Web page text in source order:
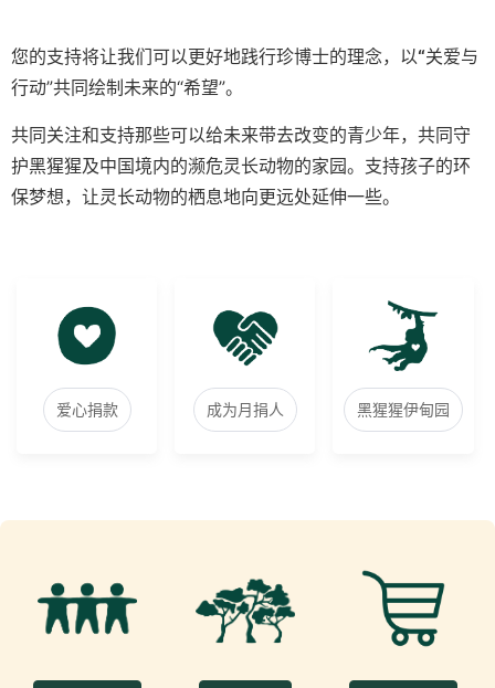
您的支持将让我们可以更好地践行珍博士的理念，以“关爱与
行动”共同绘制未来的“希望”。
共同关注和支持那些可以给未来带去改变的青少年，共同守
护黑猩猩及中国境内的濒危灵长动物的家园。支持孩子的环
保梦想，让灵长动物的栖息地向更远处延伸一些。
爱心捐款 成为月捐人 黑猩猩伊甸园